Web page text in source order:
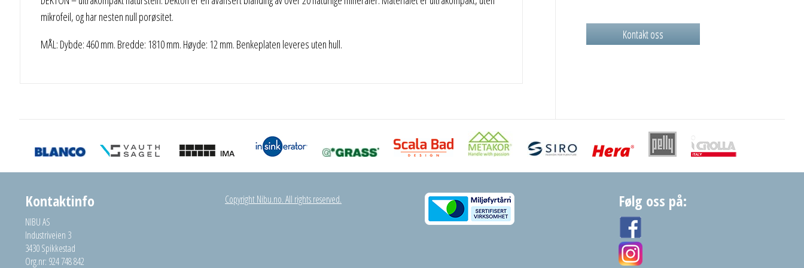
mikrofeil, og har nesten null porøsitet.
MÅL: Dybde: 460 mm. Bredde: 1810 mm. Høyde: 12 mm. Benkeplaten leveres uten hull.
Kontakt oss
Kontaktinfo
NIBU AS
Industriveien 3
3430 Spikkestad
Org.nr: 924 748 842
Copyright Nibu.no. All rights reserved. Følg oss på: